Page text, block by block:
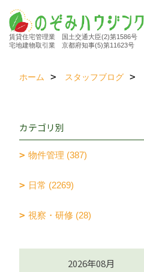
賃貸住宅管理業 国土交通大臣(2)第1586号
宅地建物取引業 京都府知事(5)第11623号
ホーム スタッフブログ
カテゴリ別
物件管理 (387)
日常 (2269)
視察・研修 (28)
2026年08月